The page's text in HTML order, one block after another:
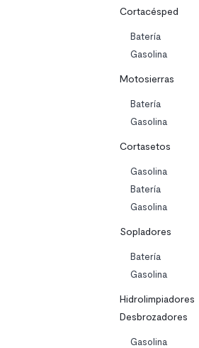
Cortacésped
Batería
Gasolina
Motosierras
Batería
Gasolina
Cortasetos
Gasolina
Batería
Gasolina
Sopladores
Batería
Gasolina
Hidrolimpiadores
Desbrozadores
Gasolina